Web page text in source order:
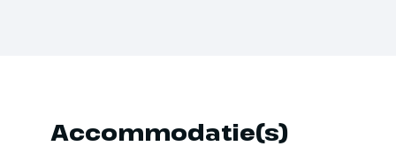
Pula & Brijuni Eilanden
Accommodatie(s)